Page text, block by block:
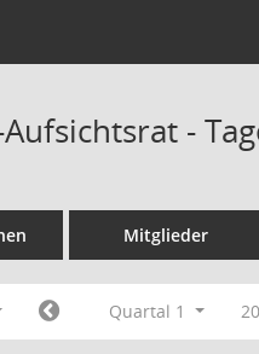
-
Mitglieder
Quartal 1